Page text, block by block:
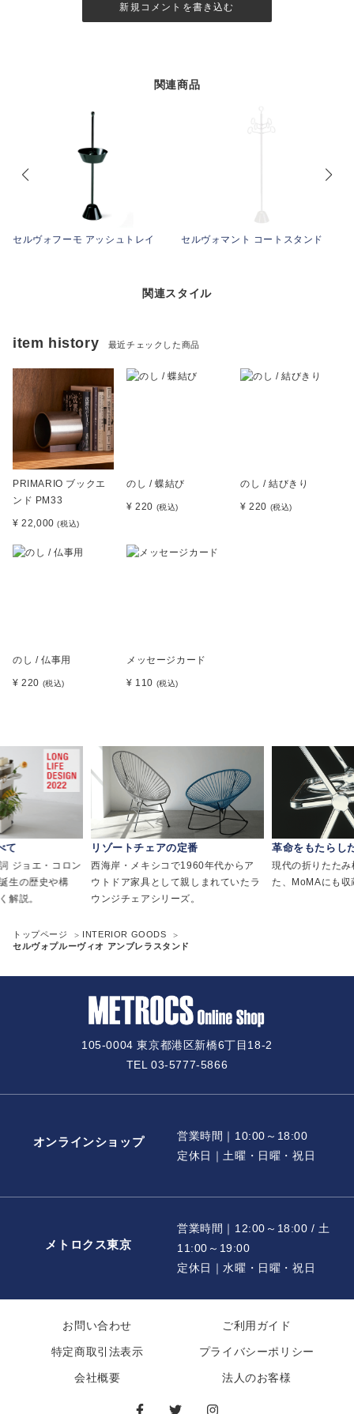
新規コメントを書き込む
関連商品
セルヴォフーモ アッシュトレイ セルヴォマント コートスタンド
関連スタイル
item history 最近チェックした商品
PRIMARIO ブックエ
ンド PM33
¥ 22,000(税込)
のし / 蝶結び
¥ 220 (税込)
のし / 結びきり
¥ 220 (税込)
のし / 仏事用
¥ 220 (税込)
メッセージカード
¥ 110 (税込)
て
ジョエ・コロン
生の歴史や構
解説。
リゾートチェアの定番
西海岸・メキシコで1960年代からア
ウトドア家具として親しまれていたラ
ウンジチェアシリーズ。
革命をもたらし
現代の折りたた
た、MoMAにも収
トップページ
INTERIOR GOODS
セルヴォプルーヴィオ アンブレラスタンド
105-0004 東京都港区新橋6丁目18-2
TEL 03-5777-5866
オンラインショップ
営業時間｜10:00～18:00
定休日｜土曜・日曜・祝日
メトロクス東京
営業時間｜12:00～18:00 / 土
11:00～19:00
定休日｜水曜・日曜・祝日
お問い合わせ ご利用ガイド
特定商取引法表示 プライバシーポリシー
会社概要 法人のお客様